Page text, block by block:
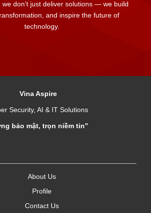
we don’t just deliver solutions — we build
and inspire the future of
technology.
Vina Aspire
Security, AI & IT Solutions
bảo mật, trọn niềm tin”
About Us
Profile
Contact Us